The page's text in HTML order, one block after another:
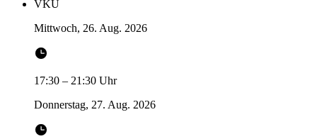
VKU
Mittwoch, 26. Aug. 2026
17:30 – 21:30 Uhr
Donnerstag, 27. Aug. 2026